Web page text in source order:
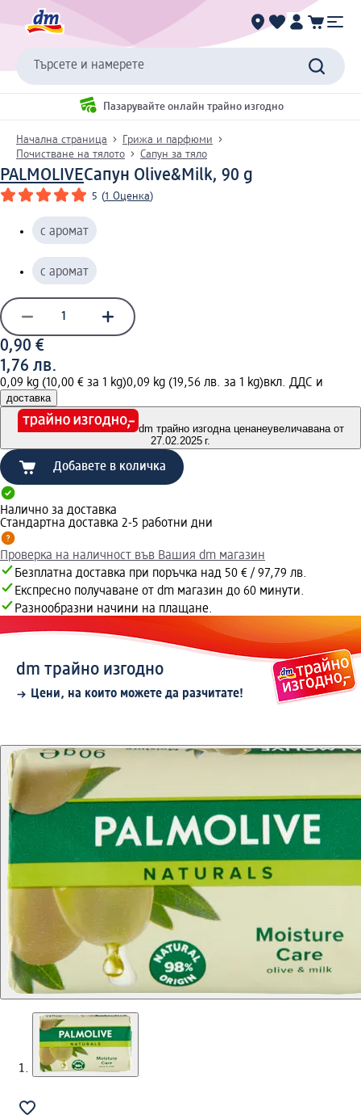
Търсете и намерете
Пазарувайте онлайн трайно изгодно
Начална страница
Грижа и парфюми
Почистване на тялото
Сапун за тяло
PALMOLIVEСапун Olive&Milk, 90 g
5 (1 Оценка)
с аромат
с аромат
0,90 €
1,76 лв.
0,09 kg (10,00 € за 1 kg)0,09 kg (19,56 лв. за 1 kg)вкл. ДДС и
доставка
dm трайно изгодна ценанеувеличавана от
27.02.2025 г.
Добавете в количка
Налично за доставка
Стандартна доставка 2-5 работни дни
Проверка на наличност във Вашия dm магазин
Безплатна доставка при поръчка над 50 € / 97,79 лв.
Експресно получаване от dm магазин до 60 минути.
Разнообразни начини на плащане.
dm трайно изгодно
Цени, на които можете да разчитате!